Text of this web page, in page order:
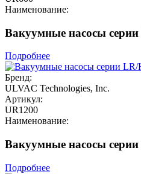
Наименование:
Вакуумные насосы
Подробнее
Бренд:
ULVAC Technologies, Inc.
Артикул:
UR1200
Наименование:
Вакуумные насосы
Подробнее